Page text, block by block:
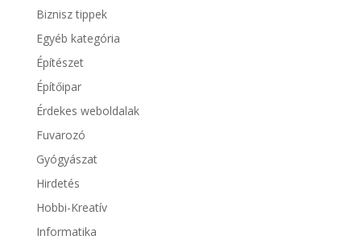
Biznisz tippek
Egyéb kategória
Építészet
Építőipar
Érdekes weboldalak
Fuvarozó
Gyógyászat
Hirdetés
Hobbi-Kreatív
Informatika